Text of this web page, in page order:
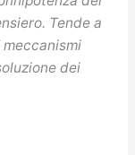
Tende a
dei